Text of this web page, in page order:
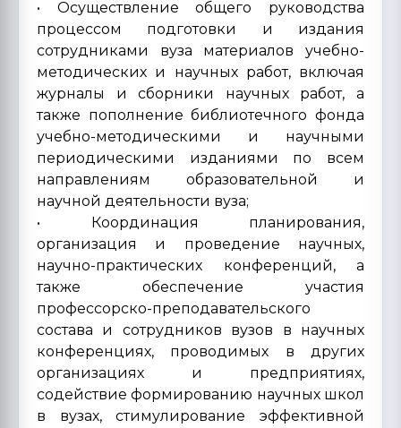
• Осуществление общего руководства
процессом подготовки и издания
сотрудниками вуза материалов учебно-
методических и научных работ, включая
журналы и сборники научных работ, а
также пополнение библиотечного фонда
учебно-методическими и научными
периодическими изданиями по всем
направлениям образовательной и
научной деятельности вуза;
• Координация планирования,
организация и проведение научных,
научно-практических конференций, а
также обеспечение участия
профессорско-преподавательского
состава и сотрудников вузов в научных
конференциях, проводимых в других
организациях и предприятиях,
содействие формированию научных школ
в вузах, стимулирование эффективной